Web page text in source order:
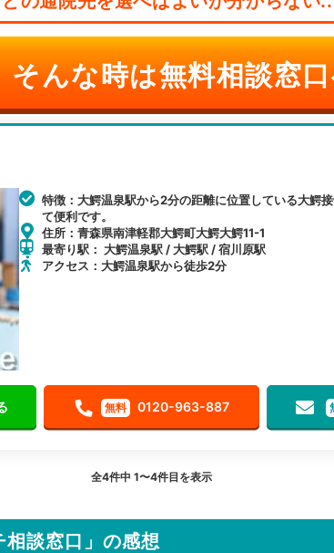
そんな時は無料相談窓
特徴：大鰐温泉駅から2分の距離に位置している大鰐
て便利です。
住所：青森県南津軽郡大鰐町大鰐大鰐11-1
最寄り駅： 大鰐温泉駅 / 大鰐駅 / 宿川原駅
アクセス：大鰐温泉駅から徒歩2分
無料 0120-963-887
全4件中 1〜4件目を表示
相談窓口」の感想